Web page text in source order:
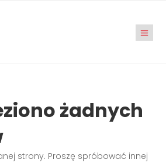
żadnych
strony. Proszę spróbować innej